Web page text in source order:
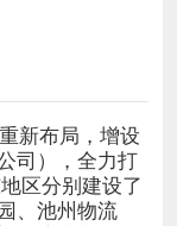
新布局，增设
司），全力打
区分别建设了
、池州物流